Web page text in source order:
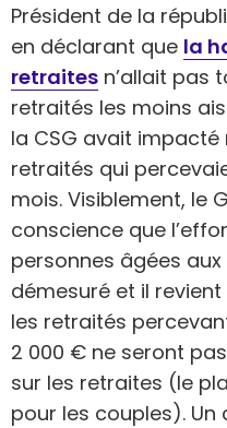
Président de la
en déclarant que la
retraites n’allait pas
retraités les moins
la CSG avait
retraités qui
mois. Visiblement, le
conscience que
personnes âgées
démesuré et il revient
les retraités
2 000 € ne seront
sur les retraites (le
pour les couples). Un